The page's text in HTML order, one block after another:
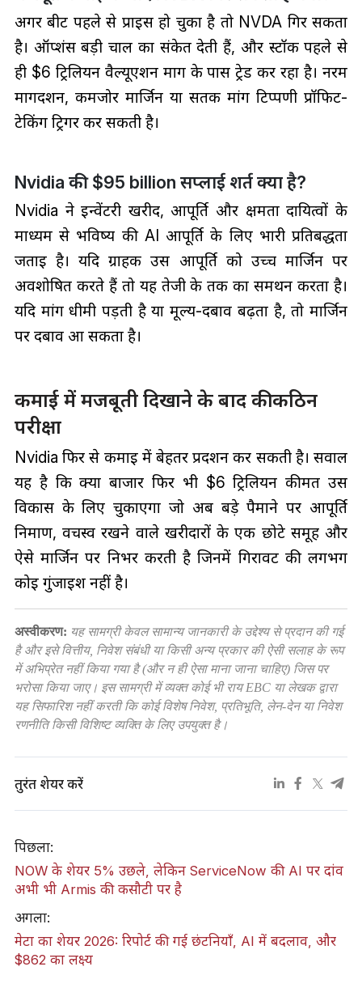
अगर बीट पहले से प्राइस हो चुका है तो NVDA गिर सकता
है। ऑप्शंस बड़ी चाल का संकेत देती हैं, और स्टॉक पहले से
ही $6 ट्रिलियन वैल्यूएशन मार्ग के पास ट्रेड कर रहा है। नरम
मार्गदर्शन, कमजोर मार्जिन या सतर्क मांग टिप्पणी प्रॉफिट-
टेकिंग ट्रिगर कर सकती है।
Nvidia की $95 billion सप्लाई शर्त क्या है?
Nvidia ने इन्वेंटरी खरीद, आपूर्ति और क्षमता दायित्वों के
माध्यम से भविष्य की AI आपूर्ति के लिए भारी प्रतिबद्धता
जताई है। यदि ग्राहक उस आपूर्ति को उच्च मार्जिन पर
अवशोषित करते हैं तो यह तेजी के तर्क का समर्थन करता है।
यदि मांग धीमी पड़ती है या मूल्य-दबाव बढ़ता है, तो मार्जिन
पर दबाव आ सकता है।
कमाई में मजबूती दिखाने के बाद की कठिन
परीक्षा
Nvidia फिर से कमाई में बेहतर प्रदर्शन कर सकती है। सवाल
यह है कि क्या बाजार फिर भी $6 ट्रिलियन कीमत उस
विकास के लिए चुकाएगा जो अब बड़े पैमाने पर आपूर्ति
निर्माण, वर्चस्व रखने वाले खरीदारों के एक छोटे समूह और
ऐसे मार्जिन पर निर्भर करती है जिनमें गिरावट की लगभग
कोई गुंजाइश नहीं है।
अस्वीकरण: यह सामग्री केवल सामान्य जानकारी के उद्देश्य से प्रदान की गई
है और इसे वित्तीय, निवेश संबंधी या किसी अन्य प्रकार की ऐसी सलाह के रूप
में अभिप्रेत नहीं किया गया है (और न ही ऐसा माना जाना चाहिए) जिस पर
भरोसा किया जाए। इस सामग्री में व्यक्त कोई भी राय EBC या लेखक द्वारा
यह सिफारिश नहीं करती कि कोई विशेष निवेश, प्रतिभूति, लेन-देन या निवेश
रणनीति किसी विशिष्ट व्यक्ति के लिए उपयुक्त है।
तुरंत शेयर करें
पिछला:
NOW के शेयर 5% उछले, लेकिन ServiceNow की AI पर दांव
अभी भी Armis की कसौटी पर है
अगला:
मेटा का शेयर 2026: रिपोर्ट की गई छंटनियाँ, AI में बदलाव, और
$862 का लक्ष्य